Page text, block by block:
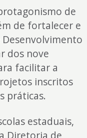
de
de fortalecer e
dos nove
facilitar a
inscritos
práticas.
estaduais,
Diretoria de